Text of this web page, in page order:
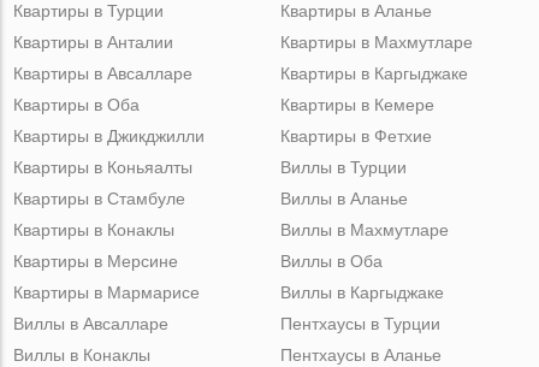
Квартиры в Турции
Квартиры в Анталии
Квартиры в Авсалларе
Квартиры в Оба
Квартиры в Джикджилли
Квартиры в Аланье
Квартиры в Махмутларе
Квартиры в Каргыджаке
Квартиры в Кемере
Квартиры в Фетхие
Квартиры в Коньяалты
Квартиры в Стамбуле
Квартиры в Конаклы
Квартиры в Мерсине
Квартиры в Мармарисе
Виллы в Турции
Виллы в Аланье
Виллы в Махмутларе
Виллы в Оба
Виллы в Каргыджаке
Виллы в Авсалларе
Виллы в Конаклы
Пентхаусы в Турции
Пентхаусы в Аланье